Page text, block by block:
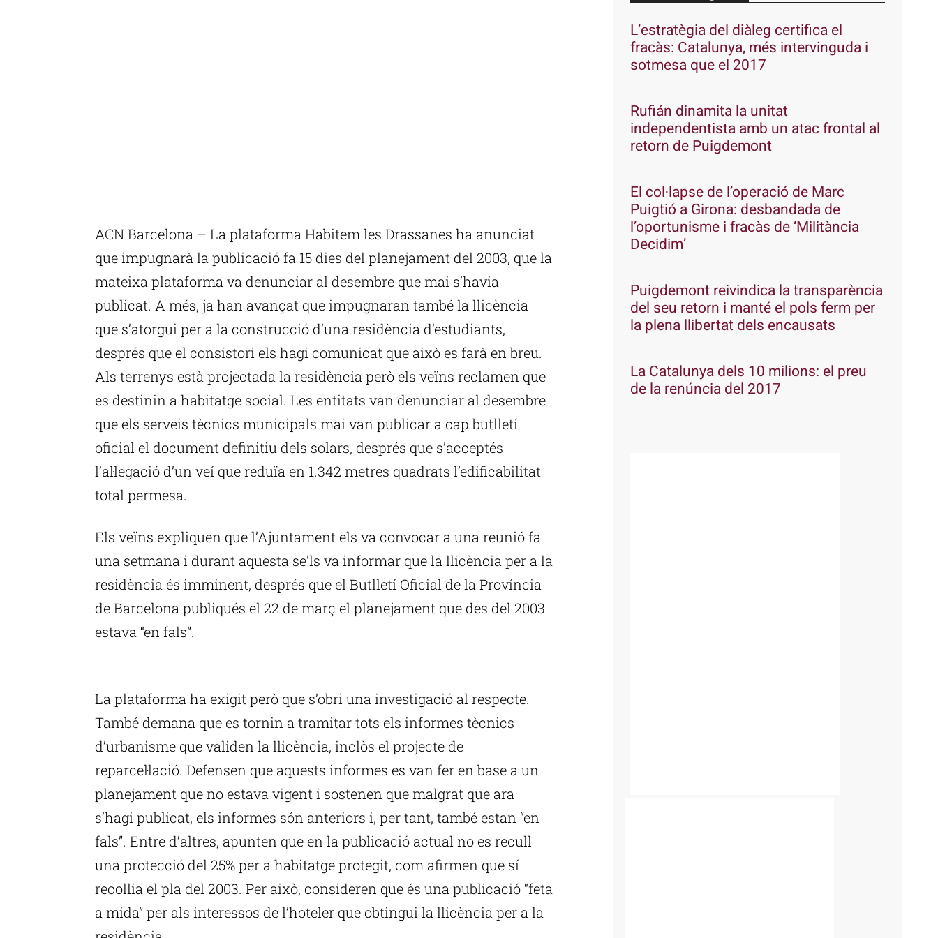
ACN Barcelona – La plataforma Habitem les Drassanes ha anunciat
que impugnarà la publicació fa 15 dies del planejament del 2003, que la
mateixa plataforma va denunciar al desembre que mai s’havia
publicat. A més, ja han avançat que impugnaran també la llicència
que s’atorgui per a la construcció d’una residència d’estudiants,
després que el consistori els hagi comunicat que això es farà en breu.
Als terrenys està projectada la residència però els veïns reclamen que
es destinin a habitatge social. Les entitats van denunciar al desembre
que els serveis tècnics municipals mai van publicar a cap butlletí
oficial el document definitiu dels solars, després que s’acceptés
l’al·legació d’un veí que reduïa en 1.342 metres quadrats l’edificabilitat
total permesa.
Els veïns expliquen que l’Ajuntament els va convocar a una reunió fa
una setmana i durant aquesta se’ls va informar que la llicència per a la
residència és imminent, després que el Butlletí Oficial de la Província
de Barcelona publiqués el 22 de març el planejament que des del 2003
estava “en fals”.
La plataforma ha exigit però que s’obri una investigació al respecte.
També demana que es tornin a tramitar tots els informes tècnics
d’urbanisme que validen la llicència, inclòs el projecte de
reparcel·lació. Defensen que aquests informes es van fer en base a un
planejament que no estava vigent i sostenen que malgrat que ara
s’hagi publicat, els informes són anteriors i, per tant, també estan “en
fals”. Entre d’altres, apunten que en la publicació actual no es recull
una protecció del 25% per a habitatge protegit, com afirmen que sí
recollia el pla del 2003. Per això, consideren que és una publicació “feta
a mida” per als interessos de l’hoteler que obtingui la llicència per a la
L’estratègia del diàleg certifica el
fracàs: Catalunya, més intervinguda i
sotmesa que el 2017
Rufián dinamita la unitat
independentista amb un atac frontal al
retorn de Puigdemont
El col·lapse de l’operació de Marc
Puigtió a Girona: desbandada de
l’oportunisme i fracàs de ‘Militància
Decidim’
Puigdemont reivindica la transparència
del seu retorn i manté el pols ferm per
la plena llibertat dels encausats
La Catalunya dels 10 milions: el preu
de la renúncia del 2017